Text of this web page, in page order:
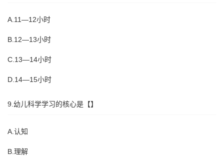
A.11—12小时
B.12—13小时
C.13—14小时
D.14—15小时
9.幼儿科学学习的核心是【】
A.认知
B.理解